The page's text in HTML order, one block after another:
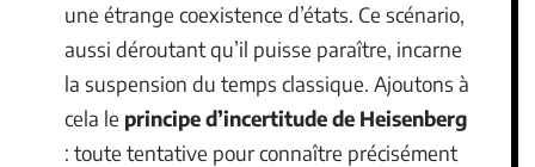
une étrange coexistence d’états. Ce scénario,
aussi déroutant qu’il puisse paraître, incarne
la suspension du temps classique. Ajoutons à
cela le principe d’incertitude de Heisenberg
: toute tentative pour connaître précisément